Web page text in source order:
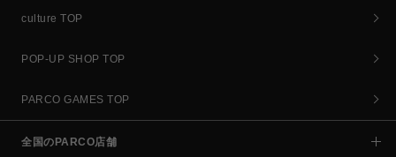
culture TOP
POP-UP SHOP TOP
PARCO GAMES TOP
全国のPARCO店舗